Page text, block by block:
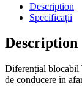
Description
Specificații
Description
Diferențial blocabil
de conducere în